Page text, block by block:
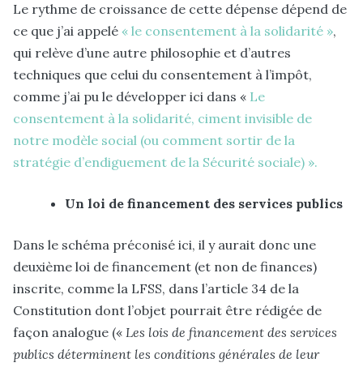
Le rythme de croissance de cette dépense dépend de
ce que j’ai appelé « le consentement à la solidarité »,
qui relève d’une autre philosophie et d’autres
techniques que celui du consentement à l’impôt,
comme j’ai pu le développer ici dans « Le
consentement à la solidarité, ciment invisible de
notre modèle social (ou comment sortir de la
stratégie d’endiguement de la Sécurité sociale) ».
Un loi de financement des services publics
Dans le schéma préconisé ici, il y aurait donc une
deuxième loi de financement (et non de finances)
inscrite, comme la LFSS, dans l’article 34 de la
Constitution dont l’objet pourrait être rédigée de
façon analogue (« Les lois de financement des services
publics déterminent les conditions générales de leur